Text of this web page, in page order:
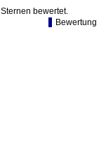
Sternen bewertet.
Bewertung